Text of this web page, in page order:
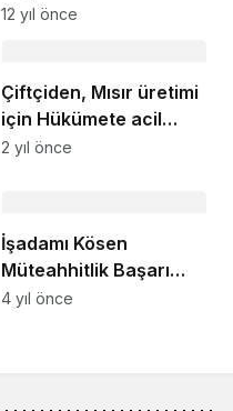
Oldu
12 yıl önce
Çiftçiden, Mısır üretimi
için Hükümete acil
elektrik desteği çağrısı
2 yıl önce
İşadamı Kösen
Müteahhitlik Başarı
Ödülüne layık görüldü
4 yıl önce